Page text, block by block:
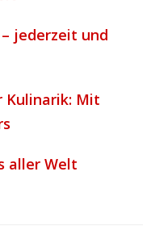
jederzeit und
Kulinarik: Mit
aller Welt